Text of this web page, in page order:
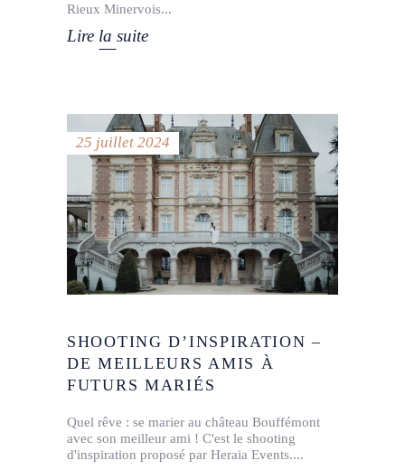
Rieux Minervois
Lire la suite
25 juillet 2024
SHOOTING D’INSPIRATION –
DE MEILLEURS AMIS À
FUTURS MARIÉS
Quel rêve : se marier au château Bouffémont
avec son meilleur ami ! C'est le shooting
d'inspiration proposé par Heraia Events.